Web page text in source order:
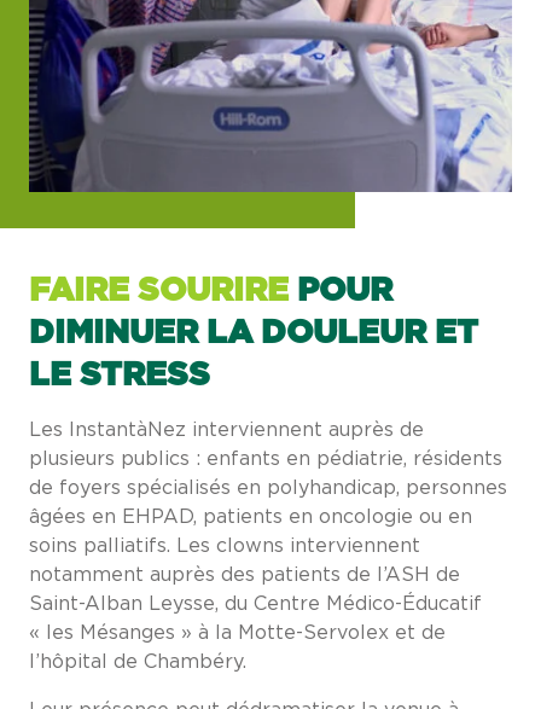
FAIRE SOURIRE POUR
DIMINUER LA DOULEUR ET
LE STRESS
Les InstantàNez interviennent auprès de
plusieurs publics : enfants en pédiatrie, résidents
de foyers spécialisés en polyhandicap, personnes
âgées en EHPAD, patients en oncologie ou en
soins palliatifs. Les clowns interviennent
notamment auprès des patients de l’ASH de
Saint-Alban Leysse, du Centre Médico-Éducatif
« les Mésanges » à la Motte-Servolex et de
l’hôpital de Chambéry.